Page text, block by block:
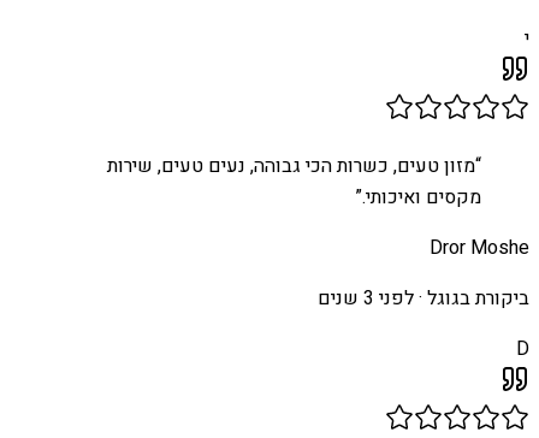
י
“מזון טעים, כשרות הכי גבוהה, נעים טעים, שירות
מקסים ואיכותי.”
Dror Moshe
ביקורת בגוגל ·לפני 3 שנים
D